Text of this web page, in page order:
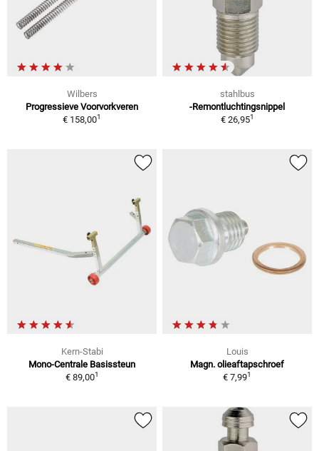
Wilbers
Progressieve Voorvorkveren
€ 158,001
stahlbus
-Remontluchtingsnippel
€ 26,951
Kern-Stabi
Mono-Centrale Basissteun
€ 89,001
Louis
Magn. olieaftapschroef
€ 7,991